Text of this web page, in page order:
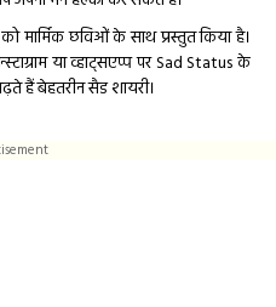
मार्मिक छविओं के साथ प्रस्तुत किया है।
या व्हाट्सएप्प पर Sad Status के
हैं बेहतरीन सैड शायरी।